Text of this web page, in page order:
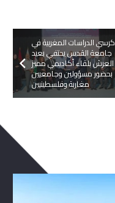
كرسي الدراسات المغربية في
جامعة القدس يحتفي بعيد
العرش بلقاء أكاديمي مميز
بحضور مسؤولين وجامعيين
مغاربة وفلسطينيين